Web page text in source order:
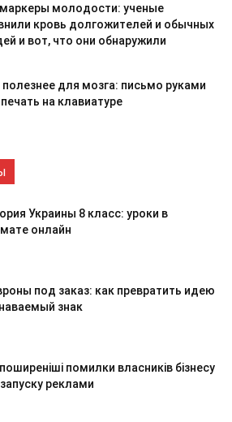
молодости: ученые
кровь долгожителей и обычных
и вот, что они обнаружили
для мозга: письмо руками
на клавиатуре
Украины 8 класс: уроки в
онлайн
под заказ: как превратить идею
знак
помилки власників бізнесу
реклами